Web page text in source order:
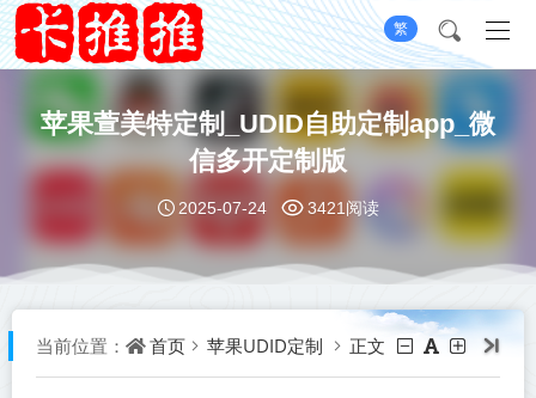
繁
苹果萱美特定制_UDID自助定制app_微
信多开定制版
2025-07-24 3421阅读
当前位置： 首页 苹果UDID定制 正文